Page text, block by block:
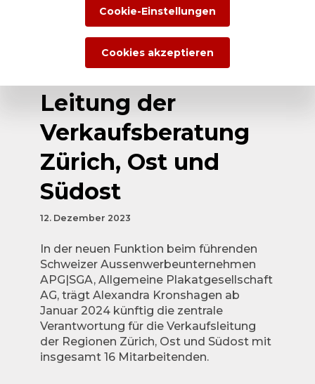
übernimmt bei
APG|SGA ab 1.
Januar 2024 die
Leitung der
Verkaufsberatung
Zürich, Ost und
Südost
12. Dezember 2023
In der neuen Funktion beim führenden
Schweizer Aussenwerbeunternehmen
APG|SGA, Allgemeine Plakatgesellschaft
AG, trägt Alexandra Kronshagen ab
Januar 2024 künftig die zentrale
Verantwortung für die Verkaufsleitung
der Regionen Zürich, Ost und Südost mit
insgesamt 16 Mitarbeitenden.
Cookie-Einstellungen
Cookies akzeptieren